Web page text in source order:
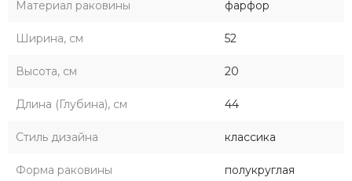
Материал раковины фарфор
Ширина, см 52
Высота, см 20
Длина (Глубина), см 44
Стиль дизайна классика
Форма раковины полукруглая